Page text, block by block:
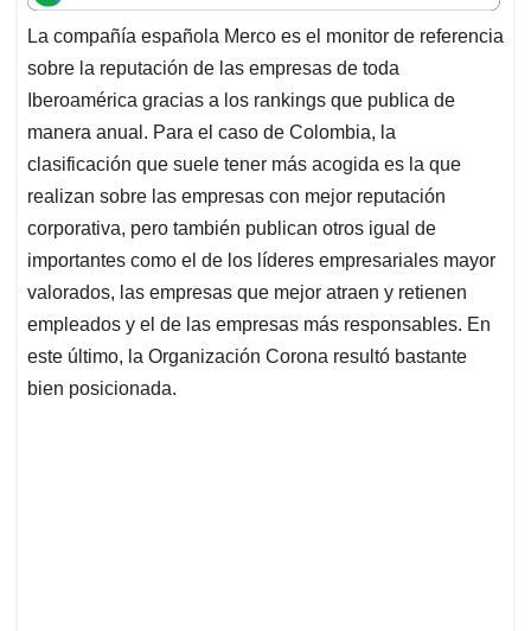
t
s
A
p
p
e
b
o
o
k
k
e
d
I
n
i
l
e
a
d
s
La compañía española Merco es el monitor de referencia
sobre la reputación de las empresas de toda
Iberoamérica gracias a los rankings que publica de
manera anual. Para el caso de Colombia, la
clasificación que suele tener más acogida es la que
realizan sobre las empresas con mejor reputación
corporativa, pero también publican otros igual de
importantes como el de los líderes empresariales mayor
valorados, las empresas que mejor atraen y retienen
empleados y el de las empresas más responsables. En
este último, la Organización Corona resultó bastante
bien posicionada.